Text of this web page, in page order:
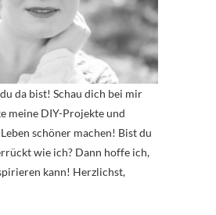
da bist! Schau dich bei mir
meine DIY-Projekte und
schöner machen! Bist du
wie ich? Dann hoffe ich,
kann! Herzlichst,